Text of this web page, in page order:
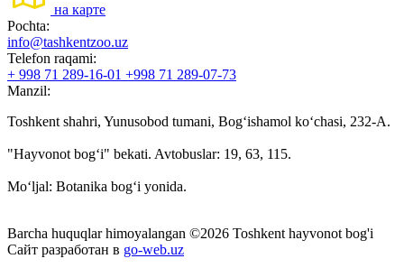
на карте
Pochta:
info@tashkentzoo.uz
Telefon raqami:
+ 998 71 289-16-01 +998 71 289-07-73
Manzil:
Toshkent shahri, Yunusobod tumani, Bog‘ishamol ko‘chasi, 232-A.
"Hayvonot bog‘i" bekati. Avtobuslar: 19, 63, 115.
Mo‘ljal: Botanika bog‘i yonida.
Barcha huquqlar himoyalangan ©2026 Toshkent hayvonot bog'i
Сайт разработан в go-web.uz